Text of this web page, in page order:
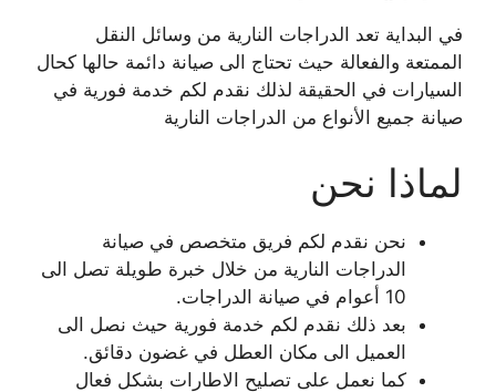
في البداية تعد الدراجات النارية من وسائل النقل
الممتعة والفعالة حيث تحتاج الى صيانة دائمة حالها كحال
السيارات في الحقيقة لذلك نقدم لكم خدمة فورية في
صيانة جميع الأنواع من الدراجات النارية
لماذا نحن
نحن نقدم لكم فريق متخصص في صيانة
الدراجات النارية من خلال خبرة طويلة تصل الى
10 أعوام في صيانة الدراجات.
بعد ذلك نقدم لكم خدمة فورية حيث نصل الى
العميل الى مكان العطل في غضون دقائق.
كما نعمل على تصليح الاطارات بشكل فعال